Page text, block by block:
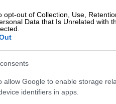
opt-out of Collection, Use,
Data that Is Unrelated with
allow Google to enable storage
identifiers in apps.
άκουσε ο